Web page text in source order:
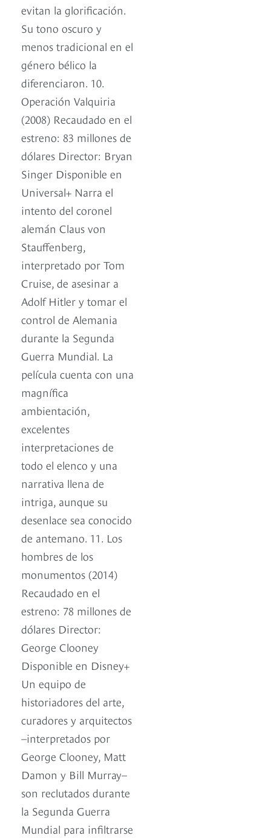
evitan la glorificación.
Su tono oscuro y
menos tradicional en el
género bélico la
diferenciaron. 10.
Operación Valquiria
(2008) Recaudado en el
estreno: 83 millones de
dólares Director: Bryan
Singer Disponible en
Universal+ Narra el
intento del coronel
alemán Claus von
Stauffenberg,
interpretado por Tom
Cruise, de asesinar a
Adolf Hitler y tomar el
control de Alemania
durante la Segunda
Guerra Mundial. La
película cuenta con una
magnífica
ambientación,
excelentes
interpretaciones de
todo el elenco y una
narrativa llena de
intriga, aunque su
desenlace sea conocido
de antemano. 11. Los
hombres de los
monumentos (2014)
Recaudado en el
estreno: 78 millones de
dólares Director:
George Clooney
Disponible en Disney+
Un equipo de
historiadores del arte,
curadores y arquitectos
–interpretados por
George Clooney, Matt
Damon y Bill Murray–
son reclutados durante
la Segunda Guerra
Mundial para infiltrarse